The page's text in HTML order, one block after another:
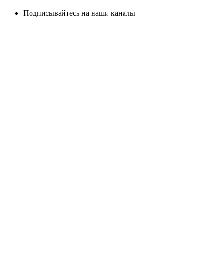
Подписывайтесь на наши каналы